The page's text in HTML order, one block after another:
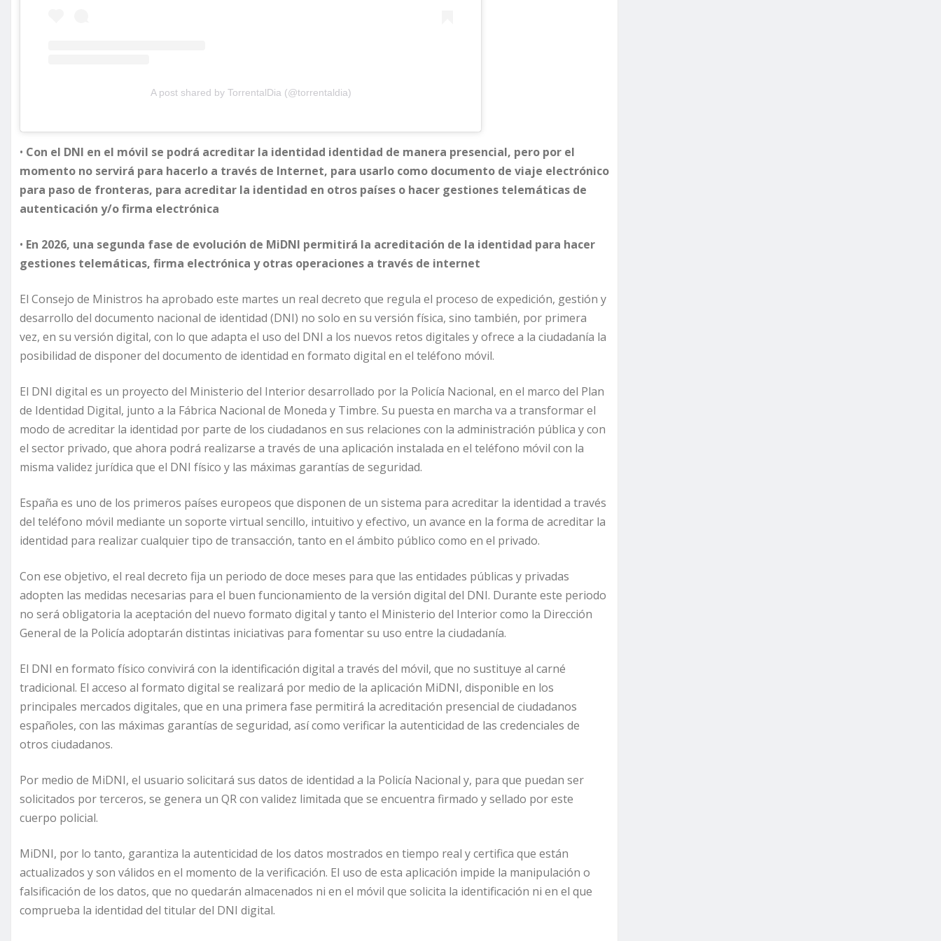
A post shared by TorrentalDia (@torrentaldia)
• Con el DNI en el móvil se podrá acreditar la identidad identidad de manera presencial, pero por el
momento no servirá para hacerlo a través de Internet, para usarlo como documento de viaje electrónico
para paso de fronteras, para acreditar la identidad en otros países o hacer gestiones telemáticas de
autenticación y/o firma electrónica
• En 2026, una segunda fase de evolución de MiDNI permitirá la acreditación de la identidad para hacer
gestiones telemáticas, firma electrónica y otras operaciones a través de internet
El Consejo de Ministros ha aprobado este martes un real decreto que regula el proceso de expedición, gestión y
desarrollo del documento nacional de identidad (DNI) no solo en su versión física, sino también, por primera
vez, en su versión digital, con lo que adapta el uso del DNI a los nuevos retos digitales y ofrece a la ciudadanía la
posibilidad de disponer del documento de identidad en formato digital en el teléfono móvil.
El DNI digital es un proyecto del Ministerio del Interior desarrollado por la Policía Nacional, en el marco del Plan
de Identidad Digital, junto a la Fábrica Nacional de Moneda y Timbre. Su puesta en marcha va a transformar el
modo de acreditar la identidad por parte de los ciudadanos en sus relaciones con la administración pública y con
el sector privado, que ahora podrá realizarse a través de una aplicación instalada en el teléfono móvil con la
misma validez jurídica que el DNI físico y las máximas garantías de seguridad.
España es uno de los primeros países europeos que disponen de un sistema para acreditar la identidad a través
del teléfono móvil mediante un soporte virtual sencillo, intuitivo y efectivo, un avance en la forma de acreditar la
identidad para realizar cualquier tipo de transacción, tanto en el ámbito público como en el privado.
Con ese objetivo, el real decreto fija un periodo de doce meses para que las entidades públicas y privadas
adopten las medidas necesarias para el buen funcionamiento de la versión digital del DNI. Durante este periodo
no será obligatoria la aceptación del nuevo formato digital y tanto el Ministerio del Interior como la Dirección
General de la Policía adoptarán distintas iniciativas para fomentar su uso entre la ciudadanía.
El DNI en formato físico convivirá con la identificación digital a través del móvil, que no sustituye al carné
tradicional. El acceso al formato digital se realizará por medio de la aplicación MiDNI, disponible en los
principales mercados digitales, que en una primera fase permitirá la acreditación presencial de ciudadanos
españoles, con las máximas garantías de seguridad, así como verificar la autenticidad de las credenciales de
otros ciudadanos.
Por medio de MiDNI, el usuario solicitará sus datos de identidad a la Policía Nacional y, para que puedan ser
solicitados por terceros, se genera un QR con validez limitada que se encuentra firmado y sellado por este
cuerpo policial.
MiDNI, por lo tanto, garantiza la autenticidad de los datos mostrados en tiempo real y certifica que están
actualizados y son válidos en el momento de la verificación. El uso de esta aplicación impide la manipulación o
falsificación de los datos, que no quedarán almacenados ni en el móvil que solicita la identificación ni en el que
comprueba la identidad del titular del DNI digital.